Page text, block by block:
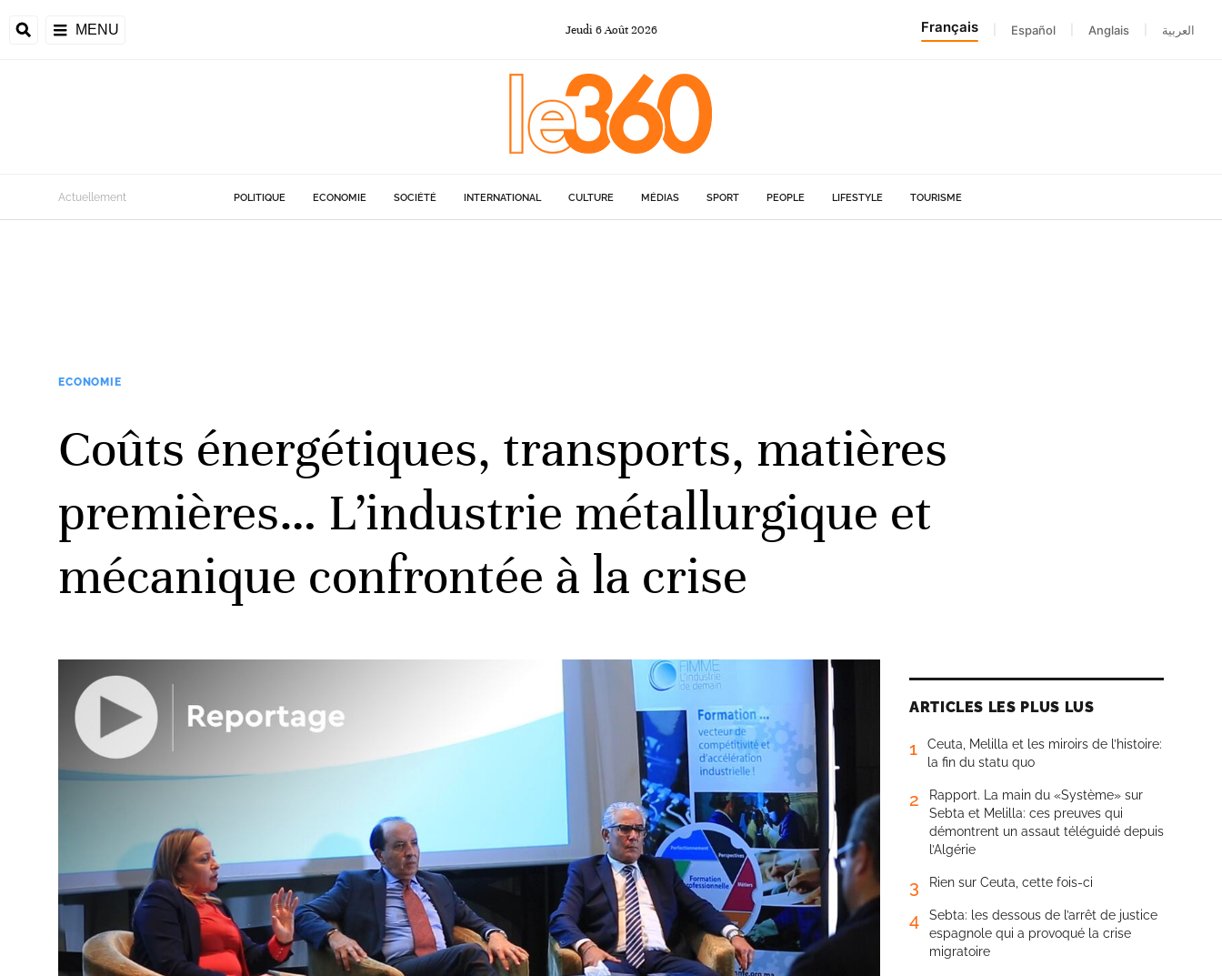
MENU Jeudi 6Août 2026 Français Español Anglais العربية
Actuellement POLITIQUE ECONOMIE SOCIÉTÉ INTERNATIONAL CULTURE MÉDIAS SPORT PEOPLE LIFESTYLE TOURISME
ECONOMIE
Coûts énergétiques, transports, matières
premières… L’industrie métallurgique et
mécanique confrontée à la crise
ARTICLES LES PLUS LUS
1
Ceuta, Melilla et les miroirs de l’histoire:
la fin du statu quo
2
Rapport. La main du «Système» sur
Sebta et Melilla: ces preuves qui
démontrent un assaut téléguidé depuis
l’Algérie
3 Rien sur Ceuta, cette fois-ci
4
Sebta: les dessous de l’arrêt de justice
espagnole qui a provoqué la crise
migratoire